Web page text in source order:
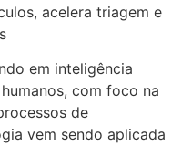
acelera triagem e
em inteligência
com foco na
de
vem sendo aplicada